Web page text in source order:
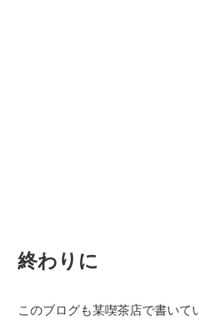
終わりに
このブログも某喫茶店で書いて